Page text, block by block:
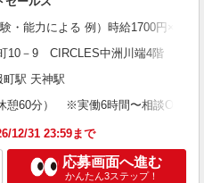
能力による 例）時給1700円
10－9 CIRCLES中洲川端4階
町駅 天神駅
憩60分） ※実働6時間〜相談OK 時
12/31 23:59まで
応募画面へ進む
かんたん3ステップ！